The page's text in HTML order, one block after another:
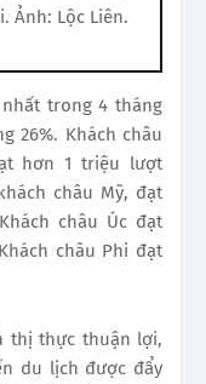
Ảnh: Lộc Liên.
trong 4 tháng
26%. Khách châu
hơn 1 triệu lượt
châu Mỹ, đạt
châu Úc đạt
châu Phi đạt
thị thực thuận lợi,
du lịch được đẩy